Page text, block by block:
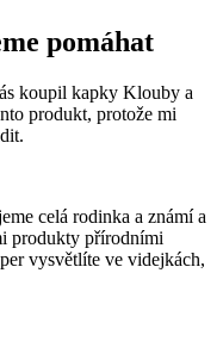
pomáhat
koupil kapky Klouby a
produkt, protože mi
celá rodinka a známí a
produkty přírodními
vysvětlíte ve videjkách,